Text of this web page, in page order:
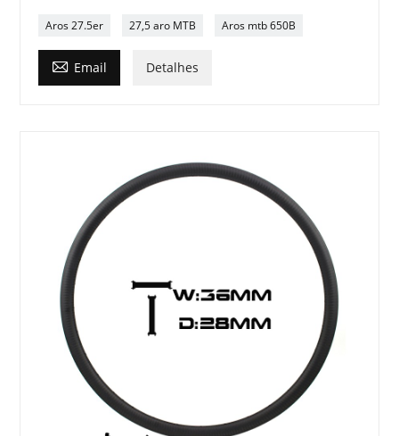
Aros 27.5er 27,5 aro MTB Aros mtb 650B
 Email Detalhes